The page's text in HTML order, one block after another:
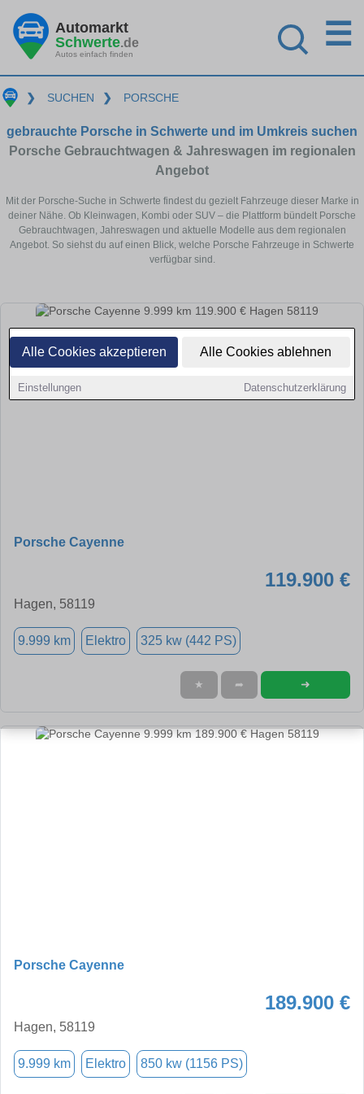
Alle Cookies akzeptieren Alle Cookies ablehnen
Einstellungen Datenschutzerklärung
Automarkt
Schwerte.de
Autos einfach finden
☰
❯ SUCHEN ❯ PORSCHE
gebrauchte Porsche in Schwerte und im Umkreis suchen
Porsche Gebrauchtwagen & Jahreswagen im regionalen
Angebot
Mit der Porsche-Suche in Schwerte findest du gezielt Fahrzeuge dieser Marke in
deiner Nähe. Ob Kleinwagen, Kombi oder SUV – die Plattform bündelt Porsche
Gebrauchtwagen, Jahreswagen und aktuelle Modelle aus dem regionalen
Angebot. So siehst du auf einen Blick, welche Porsche Fahrzeuge in Schwerte
verfügbar sind.
Porsche Cayenne
119.900 €
Hagen, 58119
9.999 km Elektro 325 kw (442 PS)
★ ➦ ➜
Porsche Cayenne
189.900 €
Hagen, 58119
9.999 km Elektro 850 kw (1156 PS)